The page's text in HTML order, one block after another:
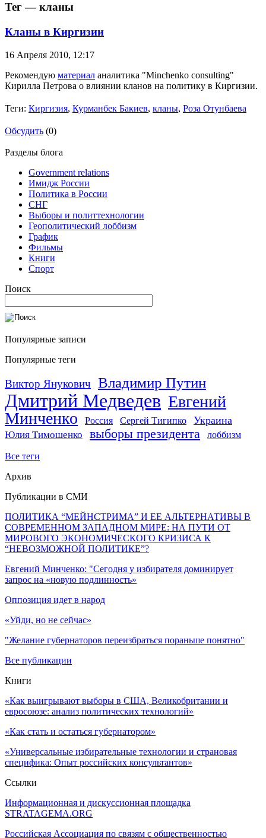
Тег — кланы
Кланы в Киргизии
16 Апреля 2010, 12:17
Рекомендую материал аналитика "Minchenko consulting"
Кирилла Петрова о влиянии кланов на политику в Киргизии.
Теги: Киргизия, Курманбек Бакиев, кланы, Роза Отунбаева
Обсудить (0)
Разделы блога
Government relations
Имидж России
Политика в России
СНГ
Выборы и политтехнологии
Геополитический лоббизм
График
Фильмы
Книги
Спорт
Поиск
Популярные записи
Популярные теги
Виктор Янукович Владимир Путин
Дмитрий Медведев Евгений
Минченко
Россия Сергей Тигипко Украина
Юлия Тимошенко выборы президента лоббизм
Все теги
Архив
Публикации в СМИ
ПОЛИТИКА “МЕЙНСТРИМА” И ЕЕ АЛЬТЕРНАТИВЫ В
СОВРЕМЕННОМ ЗАПАДНОМ МИРЕ: НА ПУТИ ОТ
МИРОВОГО ЭКОНОМИЧЕСКОГО КРИЗИСА К
“НЕВОЗМОЖНОЙ ПОЛИТИКЕ”?
Евгений Минченко: "Сегодня у избирателя доминирует
запрос на «новую подлинность»
Оппозиция идет в народ
«Уйди, но не сейчас»
"Желание губернаторов переизбраться пораньше понятно"
Все публикации
Книги
«Как выигрывают выборы в США, Великобритании и
евросоюзе: анализ политических технологий»
«Как стать и остаться губернатором»
«Универсальные избирательные технологии и страновая
специфика: Опыт российских консультантов»
Ссылки
Информационная и дискуссионная площадка
STRATAGEMA.ORG
Российская Ассоциация по связям с общественностью